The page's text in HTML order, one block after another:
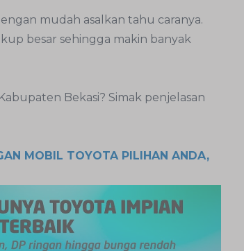
mudah asalkan tahu caranya.
besar sehingga makin banyak
Bekasi? Simak penjelasan
MOBIL TOYOTA PILIHAN ANDA,